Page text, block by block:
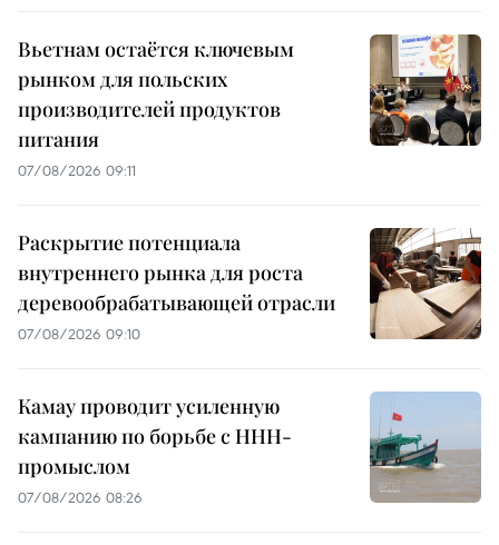
Вьетнам остаётся ключевым
рынком для польских
производителей продуктов
питания
07/08/2026 09:11
Раскрытие потенциала
внутреннего рынка для роста
деревообрабатывающей отрасли
07/08/2026 09:10
Камау проводит усиленную
кампанию по борьбе с ННН-
промыслом
07/08/2026 08:26